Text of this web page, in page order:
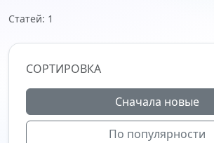
Статей: 1
СОРТИРОВКА
Сначала новые
По популярности